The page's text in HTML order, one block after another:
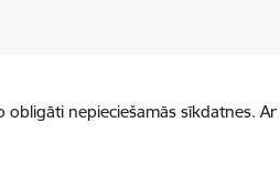
nepieciešamās sīkdatnes.